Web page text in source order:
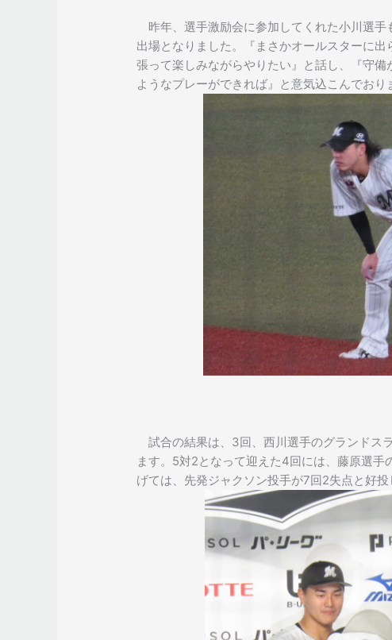
昨年、選手激励会に参加してくれた小川選
出場となりました。『まさかオールスターに
張って楽しみながらやりたい』と話し、『守
ようなプレーができれば』と意気込こんでおり
試合の結果は、3回、西川選手のグランドス
ます。5対2となって迎えた4回には、藤原選
げては、先発ジャクソン投手が7回2失点と好